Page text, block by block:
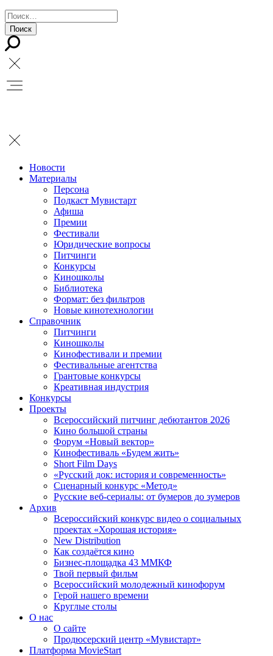
Новости
Материалы
Персона
Подкаст Мувистарт
Афиша
Премии
Фестивали
Юридические вопросы
Питчинги
Конкурсы
Киношколы
Библиотека
Формат: без фильтров
Новые кинотехнологии
Справочник
Питчинги
Киношколы
Кинофестивали и премии
Фестивальные агентства
Грантовые конкурсы
Креативная индустрия
Конкурсы
Проекты
Всероссийский питчинг дебютантов 2026
Кино большой страны
Форум «Новый вектор»
Кинофестиваль «Будем жить»
Short Film Days
«Русский док: история и современность»
Сценарный конкурс «Метод»
Русские веб-сериалы: от бумеров до зумеров
Архив
Всероссийский конкурс видео о социальных
проектах «Хорошая история»
New Distribution
Как создаётся кино
Бизнес-площадка 43 ММКФ
Твой первый фильм
Всероссийский молодежный кинофорум
Герой нашего времени
Круглые столы
О нас
О сайте
Продюсерский центр «Мувистарт»
Платформа MovieStart